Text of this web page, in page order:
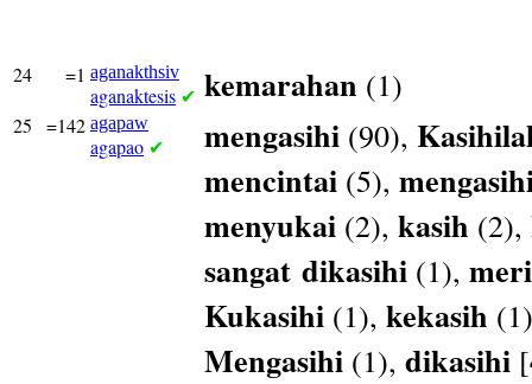
24 =1 aganakthsiv
aganaktesis ✔ kemarahan (1)
25 =142 agapaw
agapao ✔ mengasihi (90),
mencintai (5),
menyukai (2), kasih (2),
sangat dikasihi (1),
Kukasihi (1), kekasih
Mengasihi (1), dikasihi [